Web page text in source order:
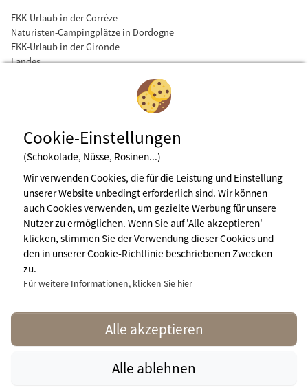
FKK-Urlaub in der Corrèze
Naturisten-Campingplätze in Dordogne
FKK-Urlaub in der Gironde
Landes
Newsletter abonnieren
Impressum
Nutzungsbedingungen
Cookie-Einstellungen
(Schokolade, Nüsse, Rosinen...)
Wir verwenden Cookies, die für die Leistung und Einstellung
unserer Website unbedingt erforderlich sind. Wir können
auch Cookies verwenden, um gezielte Werbung für unsere
Nutzer zu ermöglichen. Wenn Sie auf 'Alle akzeptieren'
klicken, stimmen Sie der Verwendung dieser Cookies und
den in unserer Cookie-Richtlinie beschriebenen Zwecken
zu.
Für weitere Informationen, klicken Sie hier
Alle akzeptieren
Alle ablehnen